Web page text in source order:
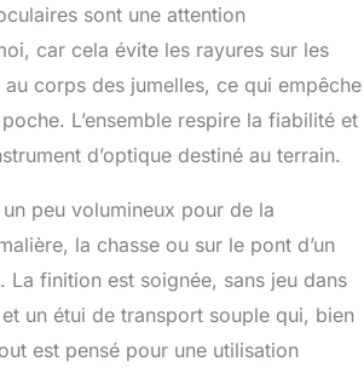
sont une attention
car cela évite les rayures sur les
corps des jumelles, ce qui empêche
L’ensemble respire la fiabilité et
d’optique destiné au terrain.
peu volumineux pour de la
la chasse ou sur le pont d’un
La finition est soignée, sans jeu dans
un étui de transport souple qui, bien
est pensé pour une utilisation